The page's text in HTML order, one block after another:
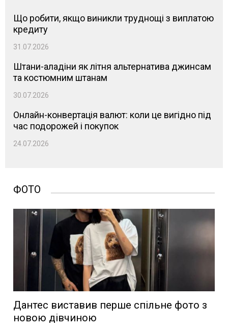
Що робити, якщо виникли труднощі з виплатою
кредиту
31.07.2026
Штани-аладіни як літня альтернатива джинсам
та костюмним штанам
30.07.2026
Онлайн-конвертація валют: коли це вигідно під
час подорожей і покупок
24.07.2026
ФОТО
Дантес виставив перше спільне фото з
новою дівчиною